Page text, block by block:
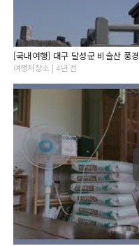
[국내여행] 대구 달성군 비슬산 풍경
여행저장소 | 4년 전